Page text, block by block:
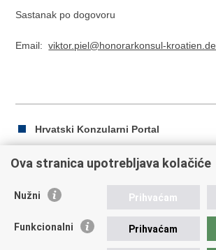
Sastanak po dogovoru
Email:viktor.piel@honorarkonsul-kroatien.de
Hrvatski Konzularni Portal
Ispiši
Podijeli
Facebooku
Twitteru
Republika Hrvatska
Ova stranica upotrebljava kolačiće
Nužni Prihvaćam
Funkcionalni Prihvaćam